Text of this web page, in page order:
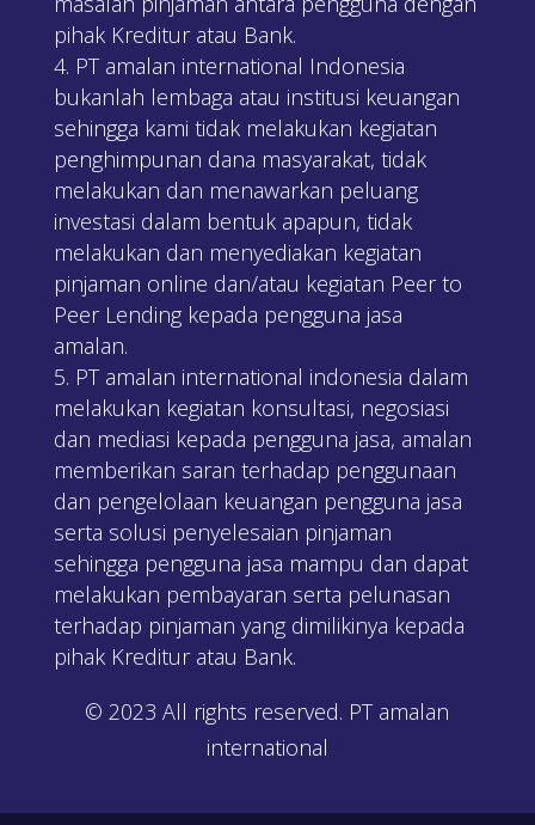
pihak Kreditur atau Bank.
PT amalan international Indonesia
bukanlah lembaga atau institusi keuangan
sehingga kami tidak melakukan kegiatan
penghimpunan dana masyarakat, tidak
melakukan dan menawarkan peluang
investasi dalam bentuk apapun, tidak
melakukan dan menyediakan kegiatan
pinjaman online dan/atau kegiatan Peer to
Peer Lending kepada pengguna jasa
amalan.
PT amalan international indonesia dalam
melakukan kegiatan konsultasi, negosiasi
dan mediasi kepada pengguna jasa, amalan
memberikan saran terhadap penggunaan
dan pengelolaan keuangan pengguna jasa
serta solusi penyelesaian pinjaman
sehingga pengguna jasa mampu dan dapat
melakukan pembayaran serta pelunasan
terhadap pinjaman yang dimilikinya kepada
pihak Kreditur atau Bank.
© 2023 All rights reserved. PT amalan
international